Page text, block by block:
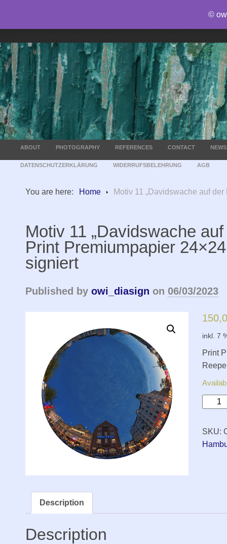
ABOUT PHOTOGRAPHY REFERENCES CONTACT NEWS
DATENSCHUTZERKLÄRUNG WIDERRUFSBELEHRUNG AGB
You are here: Home Motiv 11 „Davidswache auf
Motiv 11 „Davidswache
Print Premiumpapier
signiert
Published by owi_diasign on 06/03/2023
inkl. 7
Print
Motiv
auf
SKU:
Description
Description
©